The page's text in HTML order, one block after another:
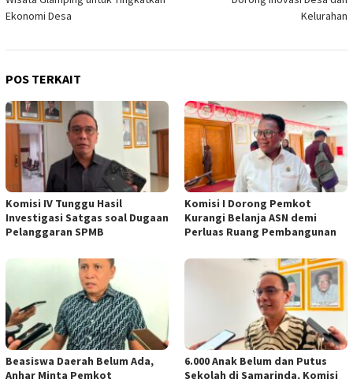
Ekonomi Desa
Kelurahan
POS TERKAIT
Komisi IV Tunggu Hasil
Investigasi Satgas soal Dugaan
Pelanggaran SPMB
Komisi I Dorong Pemkot
Kurangi Belanja ASN demi
Perluas Ruang Pembangunan
Beasiswa Daerah Belum Ada,
Anhar Minta Pemkot
6.000 Anak Belum dan Putus
Sekolah di Samarinda, Komisi